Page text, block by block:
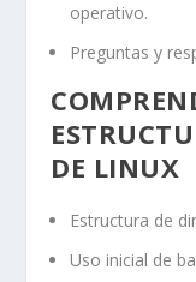
operativo.
Preguntas y
DE LINUX
Estructura de
Uso inicial de